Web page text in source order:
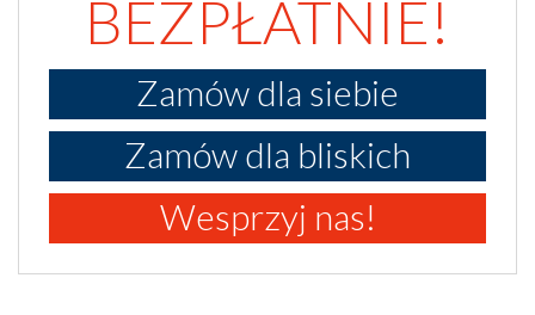
BEZPŁATNIE!
Zamów dla siebie
Zamów dla bliskich
Wesprzyj nas!